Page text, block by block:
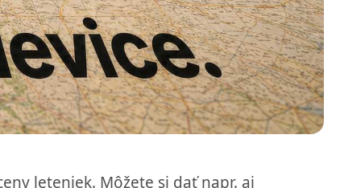
leteniek. Môžete si dať napr. aj